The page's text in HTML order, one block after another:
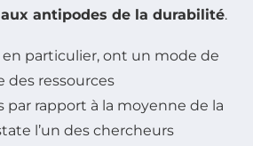
antipodes de la durabilité.
en particulier, ont un mode de
des ressources
rapport à la moyenne de la
l’un des chercheurs